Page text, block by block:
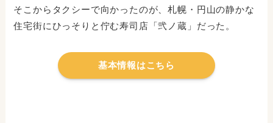
そこからタクシーで向かったのが、札幌・円山の静かな
住宅街にひっそりと佇む寿司店「弐ノ蔵」だった。
基本情報はこちら